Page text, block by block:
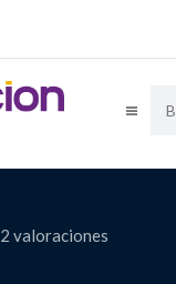
2 valoraciones